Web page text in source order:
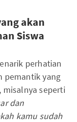
akan
Siswa
perhatian
pemantik yang
misalnya seperti
dan
kamu sudah